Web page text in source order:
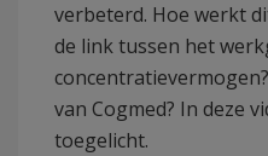
verbeterd. Hoe werkt
de link tussen het
van Cogmed? In deze
toegelicht.